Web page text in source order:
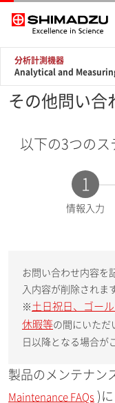
分析計測機器
Analytical and
その他問い合
以下の3つのス
1
現
情報入力
お問い合わせ内容を
入内容が削除されま
※ 土日祝日、ゴー
休暇等の間にいただ
日以降となる場合が
製品のメンテナン
Maintenance FAQs )